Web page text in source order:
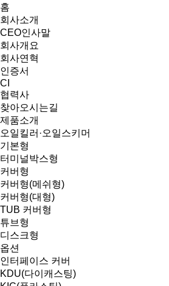
홈
회사소개
CEO인사말
회사개요
회사연혁
인증서
CI
협력사
찾아오시는길
제품소개
오일킬러·오일스키머
기본형
터미널박스형
커버형
커버형(메쉬형)
커버형(대형)
TUB 커버형
튜브형
디스크형
옵션
인터페이스 커버
KDU(다이캐스팅)